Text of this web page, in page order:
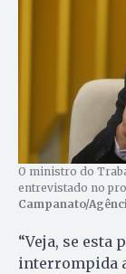
O ministro do
entrevistado no
Campanato/
“Veja, se esta
interrompida